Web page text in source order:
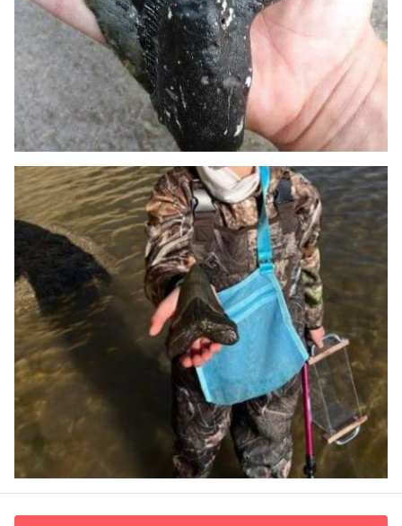
“Het is een uitzonderlijk stuk,” verklaarde Stephen Godfrey,
het hoofd paleontologie van het museum. Hij beschouwde
het als een van de grootste vondsten ooit gedaan langs
Calvert Cliffs, mogelijk een vondst van eens in je leven.
Men denkt dat de tand van Molly afkomstig is van een
megalodon, een prehistorische haai die tussen de 13 en 15
meter lang was en zo’n 15 miljoen jaar geleden leefde.